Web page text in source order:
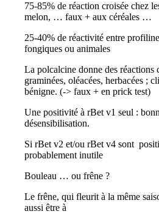
75-85% de réaction croisée chez
melon, … faux + aux céréales …
25-40% de réactivité entre
fongiques ou animales
La polcalcine donne des réactions
graminées, oléacées, herbacées ;
bénigne. (-> faux + en prick test)
Une positivité à rBet v1 seul :
désensibilisation.
Si rBet v2 et/ou rBet v4 sont
probablement inutile
Bouleau … ou frêne ?
Le frêne, qui fleurit à la même
aussi être à